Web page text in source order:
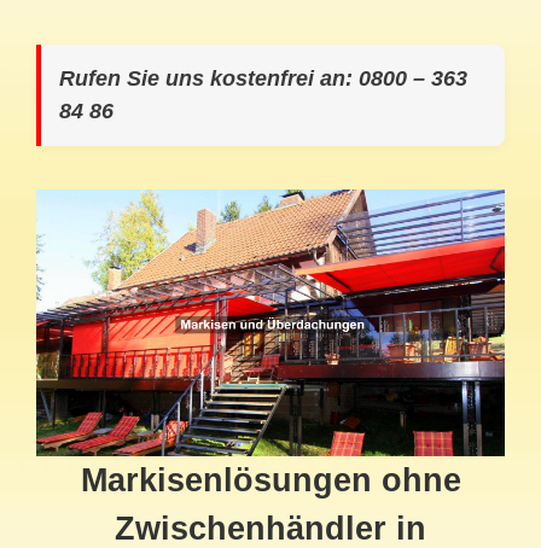
Rufen Sie uns kostenfrei an: 0800 – 363
84 86
Markisenlösungen ohne
Zwischenhändler in